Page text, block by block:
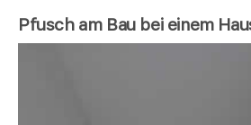
Pfusch am Bau bei einem